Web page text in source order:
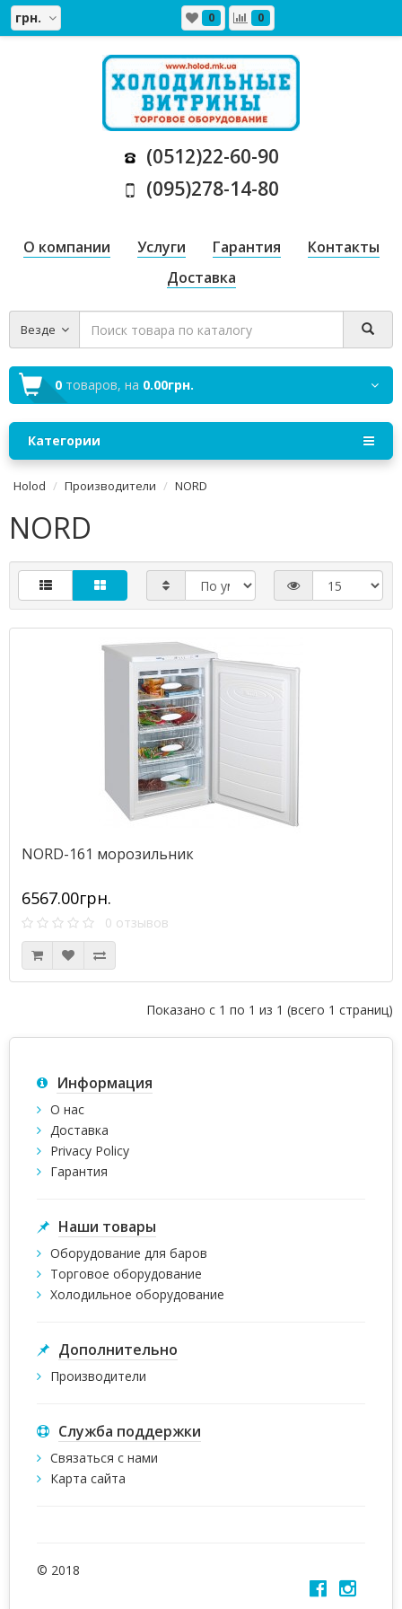
грн. 0 0
(0512)22-60-90
(095)278-14-80
О компании Услуги Гарантия
Контакты
Доставка
Везде
0 товаров, на 0.00грн.
Категории
Holod Производители NORD
NORD
NORD-161 морозильник
6567.00грн.
0 отзывов
Показано с 1 по 1 из 1 (всего 1 страниц)
Информация
О нас
Доставка
Privacy Policy
Гарантия
Наши товары
Оборудование для баров
Торговое оборудование
Холодильное оборудование
Дополнительно
Производители
Служба поддержки
Связаться с нами
Карта сайта
© 2018